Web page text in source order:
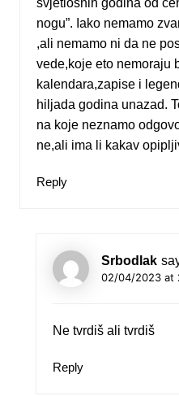
nogu”. Iako nemamo
,ali nemamo ni da ne
vede,koje eto nemoraju
kalendara,zapise i
hiljada godina unazad.
na koje neznamo
ne,ali ima li kakav
Reply
Srbodlak
02/04/2023 at
Ne tvrdiš ali tvrdiš
Reply